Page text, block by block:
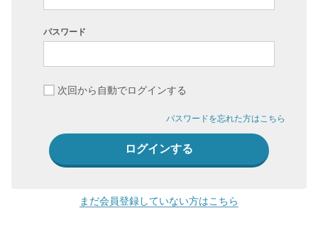
パスワード
次回から自動でログインする
パスワードを忘れた方はこちら
まだ会員登録していない方はこちら